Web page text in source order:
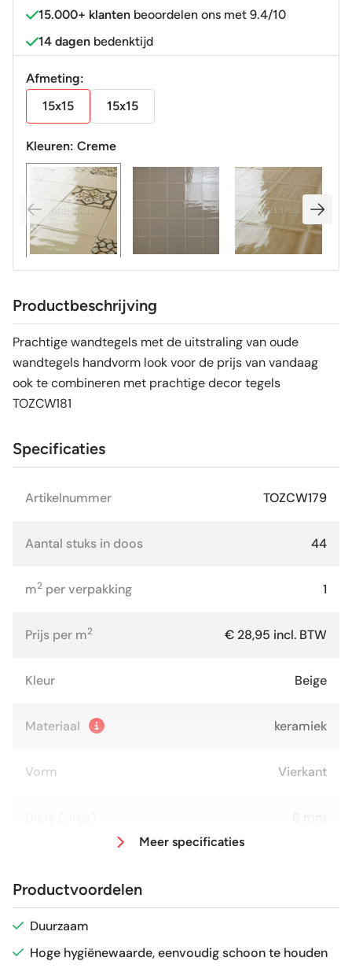
15.000+ klanten beoordelen ons met 9.4/10
14 dagen bedenktijd
Afmeting:
15x15
15x15
Kleuren: Creme
Productbeschrijving
Prachtige wandtegels met de uitstraling van oude
wandtegels handvorm look voor de prijs van vandaag
ook te combineren met prachtige decor tegels
TOZCW181
Specificaties
Artikelnummer TOZCW179
Aantal stuks in doos 44
m2 per verpakking 1
Prijs per m2 € 28,95 incl. BTW
Kleur Beige
Materiaal keramiek
Vorm Vierkant
Glans / Mat glans
Gerectificeerd Nee
Meer specificaties
Productvoordelen
Duurzaam
Hoge hygiënewaarde, eenvoudig schoon te houden